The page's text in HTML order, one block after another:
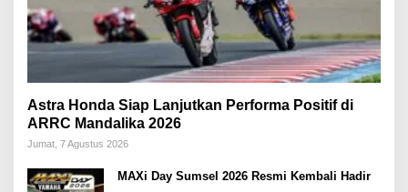
Astra Honda Siap Lanjutkan Performa Positif di
ARRC Mandalika 2026
Jumat, 7 Agustus 2026
MAXi Day Sumsel 2026 Resmi Kembali Hadir